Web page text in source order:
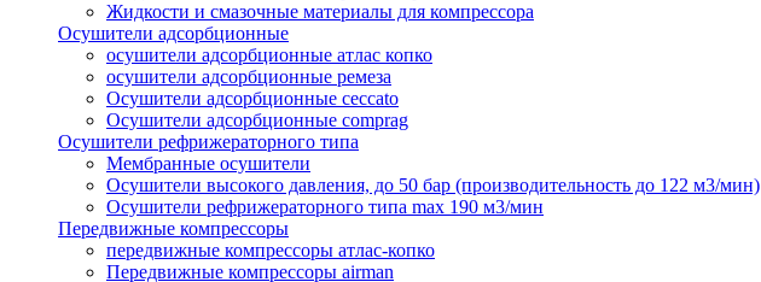
Жидкости и смазочные материалы для компрессора
Осушители адсорбционные
осушители адсорбционные атлас копко
осушители адсорбционные ремеза
Осушители адсорбционные ceccato
Осушители адсорбционные comprag
Осушители рефрижераторного типа
Мембранные осушители
Осушители высокого давления, до 50 бар (производительность до 122 м3/мин)
Осушители рефрижераторного типа max 190 м3/мин
Передвижные компрессоры
передвижные компрессоры атлас-копко
Передвижные компрессоры airman